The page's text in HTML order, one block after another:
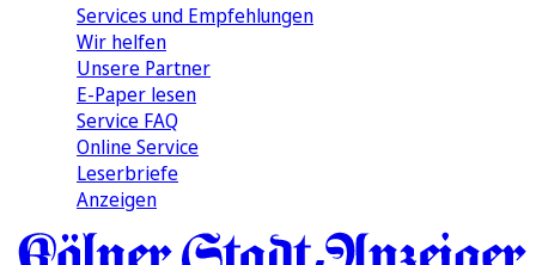
Services und Empfehlungen
Wir helfen
Unsere Partner
E-Paper lesen
Service FAQ
Online Service
Leserbriefe
Anzeigen